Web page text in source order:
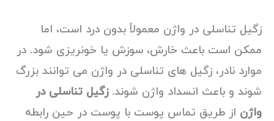
زگیل تناسلی در واژن معمولاً بدون درد است، اما
ممکن است باعث خارش، سوزش یا خونریزی شود. در
موارد نادر، زگیل های تناسلی در واژن می توانند بزرگ
شوند و باعث انسداد واژن شوند.زگیل تناسلی در
واژن از طریق تماس پوست با پوست در حین رابطه